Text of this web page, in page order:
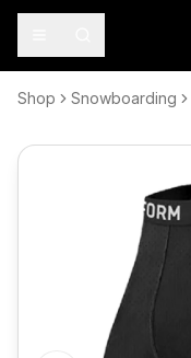
Shop Snowboarding